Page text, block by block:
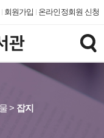
회원가입 온라인정회원 신청
> 잡지